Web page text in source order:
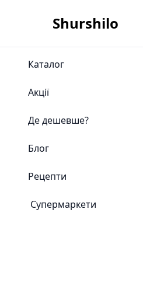
Shurshilo
Каталог
Акції
Де дешевше?
Блог
Рецепти
Супермаркети